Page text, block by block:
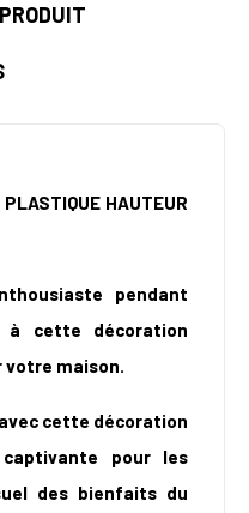
HAUTEUR
pendant
à cette décoration
votre maison.
cette décoration
pour les
des bienfaits du